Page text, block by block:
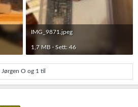
IMG_9871.jpeg
1,7 MB · Sett: 46
Jørgen O og 1 til